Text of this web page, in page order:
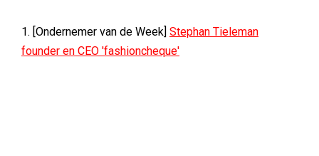
1. [Ondernemer van de Week] Stephan Tieleman
founder en CEO 'fashioncheque'